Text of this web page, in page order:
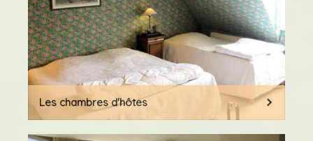
Les chambres d'hôtes